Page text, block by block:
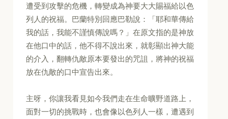
遭受到攻擊的危機，轉變成為神要大大賜福給以色
列人的祝福。巴蘭特別回應巴勒說：「耶和華傳給
我的話，我能不謹慎傳說嗎？」在原文指的是神放
在他口中的話，他不得不說出來，就彰顯出神大能
的介入，翻轉仇敵原本要發出的咒詛，將神的祝福
放在仇敵的口中宣告出來。
主呀，你讓我看見如今我們走在生命曠野道路上，
面對一切的挑戰時，也會像以色列人一樣，遭遇到